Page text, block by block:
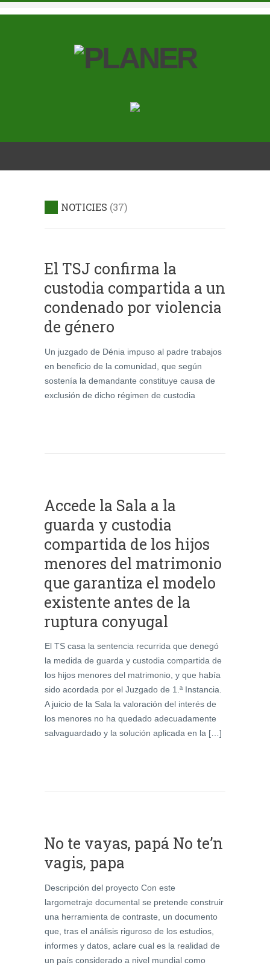
NOTICIES 37
El TSJ confirma la
custodia compartida a un
condenado por violencia
de género
Un juzgado de Dénia impuso al padre trabajos
en beneficio de la comunidad, que según
sostenía la demandante constituye causa de
exclusión de dicho régimen de custodia
Accede la Sala a la
guarda y custodia
compartida de los hijos
menores del matrimonio
que garantiza el modelo
existente antes de la
ruptura conyugal
El TS casa la sentencia recurrida que denegó
la medida de guarda y custodia compartida de
los hijos menores del matrimonio, y que había
sido acordada por el Juzgado de 1.ª Instancia.
A juicio de la Sala la valoración del interés de
los menores no ha quedado adecuadamente
salvaguardado y la solución aplicada en la […]
No te vayas, papá No te’n
vagis, papa
Descripción del proyecto Con este
largometraje documental se pretende construir
una herramienta de contraste, un documento
que, tras el análisis riguroso de los estudios,
informes y datos, aclare cual es la realidad de
un país considerado a nivel mundial como